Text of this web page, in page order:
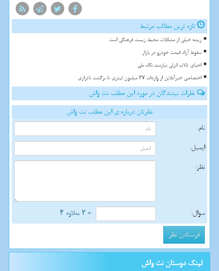
تازه ترین مطالب مرتبط
ریشه خیلی از مشکلات محیط زیست فرهنگی است
سقوط آزاد قیمت خودرو در بازار
احیای تالاب انزلی نیازمند نگاه ملی
اختصاصی خبرآنلاین از واردات ۲۷ میلیون لیتری تا برگشت ناترازی
نظرات بینندگان در مورد این مطلب نت واش
نظرتان درباره ی این مطلب نت واش
نام:
ایمیل:
نظر:
سوال: = ۲ بعلاوه ۴
لینک دوستان نت واش